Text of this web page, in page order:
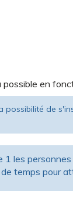
possible en
de
les
temps pour